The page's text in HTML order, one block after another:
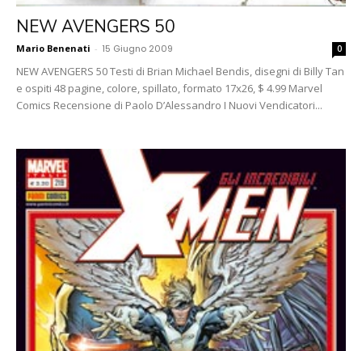
NEW AVENGERS 50
Mario Benenati - 15 Giugno 2009 0
NEW AVENGERS 50 Testi di Brian Michael Bendis, disegni di Billy Tan
e ospiti 48 pagine, colore, spillato, formato 17x26, $ 4.99 Marvel
Comics Recensione di Paolo D’Alessandro I Nuovi Vendicatori...